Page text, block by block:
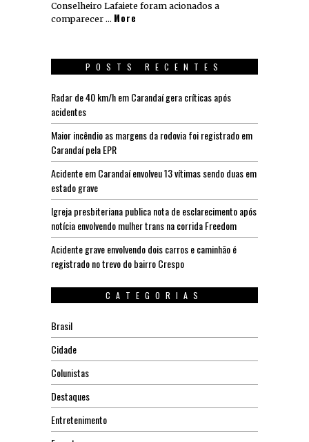
Conselheiro Lafaiete foram acionados a
comparecer … More
POSTS RECENTES
Radar de 40 km/h em Carandaí gera críticas após
acidentes
Maior incêndio as margens da rodovia foi registrado em
Carandaí pela EPR
Acidente em Carandaí envolveu 13 vítimas sendo duas em
estado grave
Igreja presbiteriana publica nota de esclarecimento após
notícia envolvendo mulher trans na corrida Freedom
Acidente grave envolvendo dois carros e caminhão é
registrado no trevo do bairro Crespo
CATEGORIAS
Brasil
Cidade
Colunistas
Destaques
Entretenimento